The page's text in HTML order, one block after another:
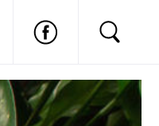
Nu ai cont?